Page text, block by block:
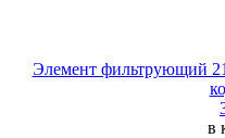
Элемент фильтрующий
в